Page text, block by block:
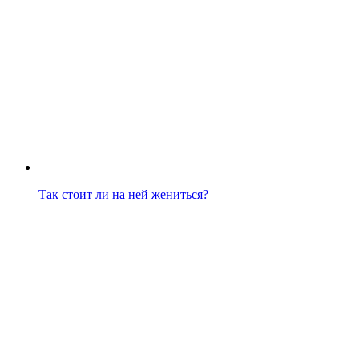
Так стоит ли на ней жениться?